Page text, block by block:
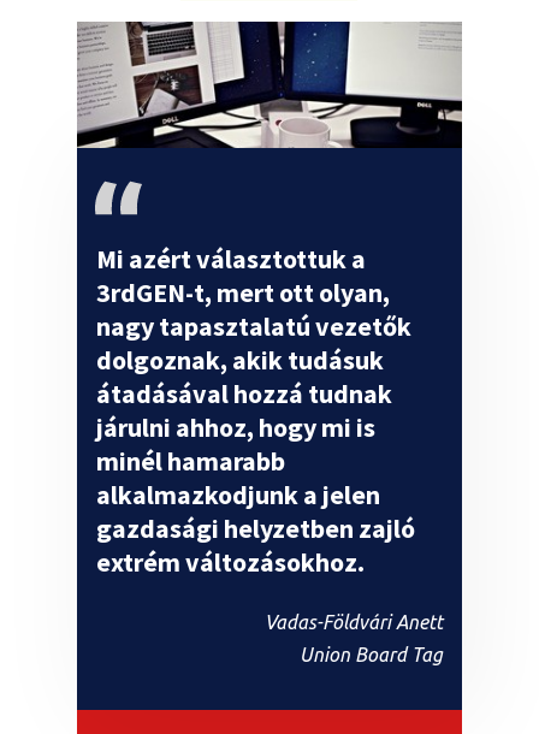
Mi azért választottuk a
3rdGEN-t, mert ott olyan,
nagy tapasztalatú vezetők
dolgoznak, akik tudásuk
átadásával hozzá tudnak
járulni ahhoz, hogy mi is
minél hamarabb
alkalmazkodjunk a jelen
gazdasági helyzetben zajló
extrém változásokhoz.
Vadas-Földvári Anett
Union Board Tag